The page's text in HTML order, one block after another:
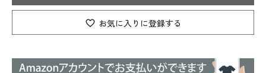
お気に入りに登録する